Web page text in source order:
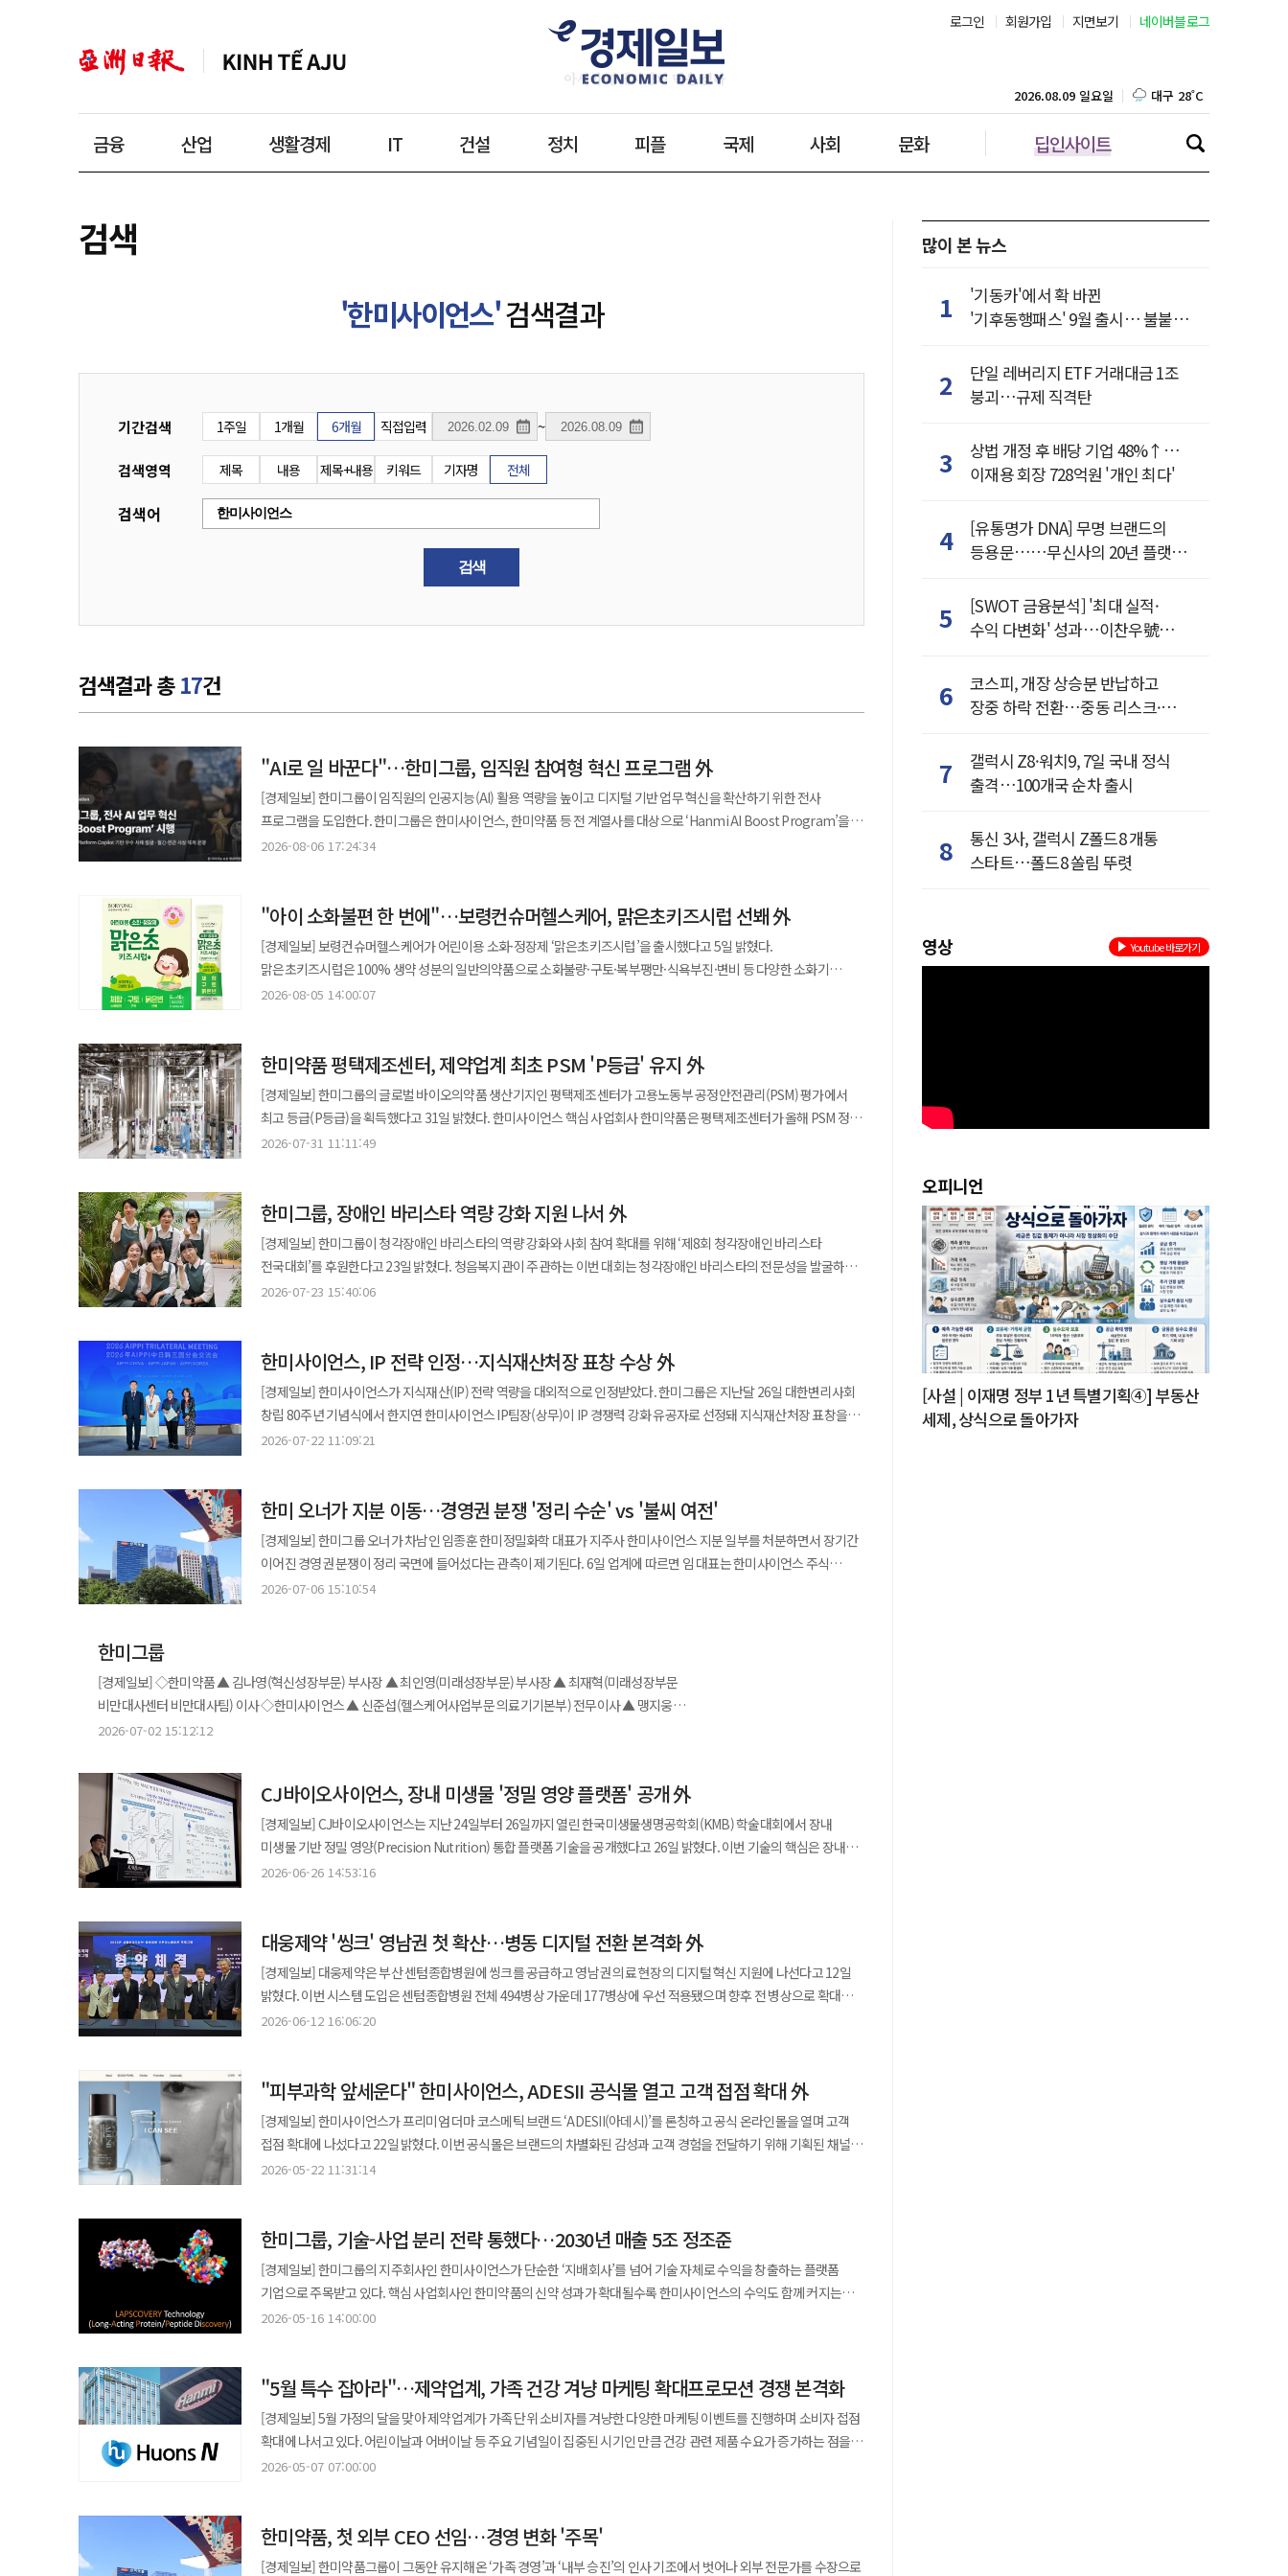
로그인 회원가입 지면보기 네이버블로그
금융 산업 생활경제 IT 건설 정치 피플 국제 사회 문화 딥인사이트
2026.08.09 일요일 대구 28˚C
인천 28˚C
제주 27˚C
검색
'한미사이언스'검색결과
기간검색 1주일 1개월 6개월 직접입력 ~
검색영역 제목 내용 제목+내용 키워드 기자명 전체
검색어
검색
검색결과 총17건
"AI로 일 바꾼다"…한미그룹, 임직원 참여형 혁신 프로그램 外
[경제일보] 한미그룹이 임직원의 인공지능(AI) 활용 역량을 높이고 디지털 기반 업무 혁신을 확산하기 위한 전사
프로그램을 도입한다. 한미그룹은 한미사이언스, 한미약품 등 전 계열사를 대상으로 ‘Hanmi AI Boost Program’을
시행한다고 6일 밝혔다. 이 프로그램은 AI를 활용한 실제 업무 개선과 성과 창출에 초점을 맞춘 바텀업 방식으로
제공된다. ‘월간 우수상’은 Microsoft Power Platform과 Copilot Studio 등을 활용한 업무 개선 사례를 대상으로
매월 5건을 선정한다. ‘연간 혁신상’은 우수 사례 중 지속성과 확산 효과가 큰 사례를 선정해 시상한다. 한미사이언스는
“AI를 실무에 적용해 성과를 창출하고 이를 조직 자산으로 축적하는 실행 중심 프로그램”이라며 “자발적 참여와 혁신
사례 확산을 통해 AI 기반 업무 문화를 강화하겠다”고 말했다. ◆DXVX, KRNA 플랫폼 다섯 번째 MTA 체결…남미
공공기관 첫 계약 디엑스앤브이엑스가 핵산 안정화 플랫폼 ‘KRNA’를 기반으로 다섯 번째 물질이전계약(MTA)을
상온에서 장기간 핵산을 안정적으로 보관할 수 있는 기술로 mRNA 백신을 비롯해 RNA 치료제, DNA 백신, 유전자
치료제 등 다양한 분야에 적용 가능하다. 해당 기관은 남미 전역에 백신을 공급하는 공공 생산기관으로 코로나19 팬데믹
당시 글로벌 제약사의 백신 생산에도 참여한 바 있다. 현재는 중남미 mRNA 백신 개발의 핵심 거점 역할을 수행하고
있다. 이번 물질 이전 이후 해당 기관은 자체 프로토콜에 따라 안정성 평가를 진행할 예정이며 결과에 따라 라이선스
아웃을 위한 본계약 협상이 이어질 전망이다. 회사 측은 이번 계약을 후속 파트너십과 사업 확장의 계기로 삼겠다는
선택권을 확대하기 위한 것으로 비타민 액제와 정제를 함께 포장한 이중제형 제품이 새롭게 허용됐다. 또 감기약 등
효능군별 신규 유효성분이 추가되고 비타민 C의 1일 최대 함량은 2000mg으로 상향됐다. 정장제의 경우 생균성분 배합
기준을 명확히 했으며 의약품 사용 시 주의사항도 최신 정보로 반영했다. 식약처는 업계 의견과 국내외 사례를 검토해
2026-08-06 17:24:34
"아이 소화불편 한 번에"…보령컨슈머헬스케어, 맑은초키즈시럽 선봬 外
[경제일보] 보령컨슈머헬스케어가 어린이용 소화·정장제 ‘맑은초키즈시럽’을 출시했다고 5일 밝혔다.
맑은초키즈시럽은 100% 생약 성분의 일반의약품으로 소화불량·구토·복부팽만·식욕부진·변비 등 다양한 소화기
증상에 사용할 수 있다. 어린이의 경우 과식이나 찬 음식 섭취로 소화기 불편을 겪기 쉽지만 증상에 맞는 제품 선택이
스틱포 개별 포장으로 휴대성과 복용 편의성을 높였다. 보령컨슈머헬스케어 관계자는 “다양한 소화기 증상에 대응할 수
있도록 개발해 보호자의 선택 부담을 줄인 제품”이라며 “앞으로도 편의성과 활용도를 높인 의약품을 지속 선보일
계획”이라고 말했다. ◆한미사이언스, 아데시 신제품 ‘바쿠치올 크림’ 출시 한미그룹 지주사 한미사이언스가 더마
코스메틱 브랜드 ‘아데시(ADESII)’의 신제품을 출시하며 라인업 확대에 나섰다. 5일 한미사이언스는 ‘블랙 펄 PDRN
네오 세럼’에 이어 두 번째 제품인 프리미엄 안티에이징 크림 ‘베리 펄 바쿠치올 네오 크림’을 선보였다고 밝혔다.
효과를 동시에 강화했다. 특히 바쿠치올은 레티놀과 유사한 효능을 가지면서도 자극이 적어 낮에도 사용 가능한
성분으로 콜라겐 생성과 피부 턴오버 활성화를 돕는다. 인체적용시험을 통해 모공 축소 및 화장 끼임 개선 효과를
확인했으며 저자극 테스트와 민감성 피부 테스트를 통과해 안정성도 확보했다. 지난 5월 론칭한 아데시는 항산화 기반
안티에이징 솔루션을 내세운 프리미엄 더마 코스메틱 브랜드로 한미약품의 연구개발 역량을 바탕으로 시장 공략을
제시해 나가겠다”고 말했다. ◆“저용량 병용요법 공략”…부광약품, 에로젯정 시장 출격 부광약품이 이상지질혈증
저용량 복합제 ‘에로젯정 1/10mg’을 출시하며 순환기 치료제 포트폴리오를 확대했다고 5일 밝혔다. 에로젯정은
피타바스타틴과 에제티미브를 결합한 복합제로 총 콜레스테롤과 LDL-콜레스테롤, 중성지방 등을 낮추고 HDL-
출시로 이상지질혈증 치료 선택지를 확대했다”며 “효과와 안전성을 동시에 고려한 대안으로 시장 경쟁력을 높여
나가겠다”고 말했다. 한편 부광약품은 한국세르비에와 고혈압 및 협심증 치료제 7종에 대한 공동판매 협약을 체결하며
순환기 사업 확장에 속도를 내고 있다.
2026-08-05 14:00:07
​​​​​​​한미약품 평택제조센터, 제약업계 최초 PSM 'P등급' 유지 外
[경제일보] 한미그룹의 글로벌 바이오의약품 생산기지인 평택제조센터가 고용노동부 공정안전관리(PSM) 평가에서
최고 등급(P등급)을 획득했다고 31일 밝혔다. 한미사이언스 핵심 사업회사 한미약품은 평택제조센터가 올해 PSM 정기
평가에서 최고 등급을 받았다. 평택 센터는 2022년에 이어 두 번째로 P등급을 획득하며 제약바이오 업계 최초로 2회
사업장 중 26곳만 해당된다. 평택제조센터는 위험성평가 고도화, 유해요인 선제 발굴, 현장 중심 안전활동, 안전문화
확산 등을 통해 체계적인 안전관리 시스템을 구축해 왔다. 특히 임직원 참여 기반의 예방 중심 활동이 높은 평가를
받았다. 이번 성과로 평택제조센터는 자율안전관리 체계가 안정적으로 정착된 사업장으로 인정받았다. 한미약품은
주요 사업장을 중심으로 환경·보건·안전(EHS) 관리체계를 강화하며 글로벌 수준의 안전경영을 추진하고 있다. 김세권
한미약품 평택제조센터장은 “전 임직원이 안전을 최우선 가치로 실천한 결과”라며 “앞으로도 선제적 위험관리와
강화하고 있다고 31일 밝혔다. 만성 특발성 두드러기 및 알레르기성 천식 치료제 ‘옴리클로’(오말리주맙)는 지난해 말
출시 이후 빠르게 시장을 확대 중이다. 현재 이탈리아 15개 주에서 판매되고 있으며 이 중 7개 지역에서는 유일한
공급사로 주정부와 계약을 체결했다. 토스카나와 에밀리아로마냐 지역에서는 올해 1~5월 누적 판매량이 지난해 전체
오말리주맙 처방량을 넘어섰고 풀리아와 움브리아 지역에서는 연말까지 시장 점유율 80% 이상이 예상된다. 추가 입찰
‘유플라이마’(아달리무맙)와 항암제 ‘베그젤마’(베바시주맙)는 올해 1분기 기준 각각 46%, 66%의 점유율로 현지
1위를 유지하며 안정적인 매출 기반을 이어가고 있다. 이탈리아를 포함한 유럽 전역의 성과는 셀트리온의 2분기 최대
실적 달성에 기여했다. 신규 제품 수주와 공급 확대, 처방 증가가 이어지며 하반기에도 성장세가 지속될 것으로
대상 수액요법을 설명했다. 문 원장은 설사, 복통, 고열 등을 동반한 염증성 장염 환자 치료에서 단순 증상 억제 방식은
한계가 있다고 지적했다. 대신 ‘위너프페리주 217mL’ 정맥 투여를 통해 손상된 장벽 회복과 ‘염증 해소(Resolution)’를
효과적이라고 설명했다. JW중외제약 관계자는 “증상뿐 아니라 탈수와 영양 소모까지 고려한 치료 전략을 공유한
자리였다”며 “임상 근거 기반의 차별화된 수액 제품으로 시장을 선도하겠다”고 말했다. 한편 위너프주는 JW생명과학이
개발·생산하고 JW중외제약이 국내 판매하는 종합영양수액제로 오메가-3와 오메가-6 지방산 비율을 최적화한 것이
특징이다. 2013년 출시 이후 국내 시장 1위를 유지하고 있으며 2019년부터 유럽에도 수출되고 있다.
2026-07-31 11:11:49
한미그룹, 장애인 바리스타 역량 강화 지원 나서 外
[경제일보] 한미그룹이 청각장애인 바리스타의 역량 강화와 사회 참여 확대를 위해 ‘제8회 청각장애인 바리스타
전국대회’를 후원한다고 23일 밝혔다. 청음복지관이 주관하는 이번 대회는 청각장애인 바리스타의 전문성을 발굴하고
취업 기회를 넓히기 위한 전국 규모 경연이다. 커피 제조가 가능한 청각장애인이면 누구나 참가할 수 있으며 신청은 오는
음료 트렌드를 반영해 창작메뉴 부문이 신설됐다. 참가자들은 한미사이언스의 ‘완전두유 더진한 국산콩 무가당’을
활용해 메뉴를 개발하며 우수 참가자에게는 ‘완전두유 창의상’이 수여된다. 한미그룹은 이번 후원을 통해 커피 제조
기술뿐 아니라 메뉴 기획·개발 역량까지 강화할 수 있도록 지원할 계획이다. 회사는 장애인의 안정적인 고용과 사회
참여 확대를 위한 사회공헌 활동을 지속해왔다. 현재 한미그룹 사내 카페 ‘이퀄가든’에는 청각·발달장애인을 포함한
바리스타 6명이 근무 중이며 전문 상담사를 통한 체계적인 고용 지원 시스템도 운영하고 있다. 한미그룹 관계자는
발휘하고 자립 기반을 다지는 계기가 되길 기대한다”고 말했다. ◆HLB이노베이션, CAR-T 1상 코호트 확대…안전성
입증 나서 HLB이노베이션은 차세대 혈액암 CAR-T 치료제 후보 ‘SynKIR-310’의 미국 임상 1상(CELESTIAL-301)에서
고용량 구간의 안전성과 내약성 평가를 위해 용량군(코호트)을 확대했다고 23일 밝혔다. 미국 자회사 베리스모
테라퓨틱스는 최근 코호트 3 환자 등록을 시작했다. 해당 임상은 재발성·불응성 B세포 비호지킨림프종 환자를
대상으로 하며 기존 CAR-T 치료 후 재발 환자도 포함된다. 당초 2단계 용량 증량으로 설계됐으나 코호트 2에서
기반으로 표적 항원이 없을 때 T세포 활성화를 억제하는 ‘온·오프’ 기전을 적용했다. 이를 통해 기존 CAR-T의
면역독성과 세포 탈진 문제를 개선하는 것이 특징이다. HLB이노베이션 관계자는 "앞서 공개된 초기 임상에서는 중증
결과가 Journal of Stroke and Cerebrovascular Diseases에 게재됐다고 23일 밝혔다. 이번 연구는 모비케어의 활용
범위를 순환기내과에서 신경과까지 확장할 수 있는 근거를 제시했다. 연구 ‘원인불명 색전성 뇌졸중 환자의 심방세동
검출(AVANT-GARDE)’은 국내 최초 ESUS 환자 대상 전향적 다기관 임상으로 8개 병원이 참여해 급성 허혈성 뇌졸중
환자 113명을 분석했다. 72시간 패치형 심전도와 기존 24시간 홀터 모니터링을 비교한 결과 심방세동(AF) 검출률은
유용성을 입증한 결과로 평가된다. 모비케어는 현재 국내 1100여 개 의료기관에서 70만건 이상 활용되고 있으며 회사는
최근 획득한 미국 FDA 510(k)를 기반으로 글로벌 시장 확대에 속도를 낼 계획이다. 연구를 주도한 김용재
뇌맑은신경과의원 원장(前 뇌졸중학회 학회장)은 “심방세동의 조기 발견은 뇌졸중 재발 예방에 핵심 요소”라며 “이번
연구가 신경과 영역에서 장시간 심전도 모니터링의 활용 확대 근거가 될 것”이라고 말했다. 송희석 씨어스 CTO는
“다양한 질환으로 임상 적용 범위를 넓히고 글로벌 진출을 가속화하겠다”고 강조했다.
2026-07-23 15:40:06
한미사이언스, IP 전략 인정…지식재산처장 표창 수상 外
[경제일보] 한미사이언스가 지식재산(IP) 전략 역량을 대외적으로 인정받았다. 한미그룹은 지난달 26일 대한변리사회
창립 80주년 기념식에서 한지연 한미사이언스 IP팀장(상무)이 IP 경쟁력 강화 유공자로 선정돼 지식재산처장 표창을
수상했다고 22일 밝혔다. 대한변리사회는 특허·상표·디자인 제도 발전과 산업 경쟁력 강화에 기여한 인사 43명을
연결하는 IP 체계를 구축해 왔다. 바이오신약, 개량신약, 플랫폼 기술 등 다양한 분야에서 국내외 권리 확보와
포트폴리오 확대도 지속하고 있다. 최근 지식재산은 기술 보호를 넘어 글로벌 기술수출과 파트너십의 핵심 자산으로
평가된다. 한미사이언스는 이에 맞춰 IP 전략을 고도화하고 있다. 한지연 상무는 지난 6월 중국 계림에서 열린 국제
지식재산 행사 ‘AIPPI Trilateral Meeting 2026’에 한국 연사로 참여해 AI와 지식재산을 주제로 발표했다. 이 자리에서
AI 시대의 특허 쟁점과 국가별 제도 차이를 공유했다. ◆휴젤, 인도 공략 본격화…레티보로 톡신 시장 진출 글로벌
점유율 9% 달성을 목표로 초기 안착에 속도를 낼 계획이다. 이번 학회에서 휴젤은 현지 파트너 아카 메디컬과 함께
브랜드 인지도 제고와 KOL 네트워크 구축에 나섰다. 연자로 참여한 벤자민 찬은 레티보의 ‘좁은 확산(Narrow
휴젤 대표는 “K-에스테틱에 대한 높은 선호를 바탕으로 인도 시장 확대와 글로벌 성장 동력 확보에 주력하겠다”고
말했다. ◆주가 급락 속 ‘내 돈으로 방어’…HLB 경영진 총출동 HLB그룹 경영진이 잇따라 자사주 매입에 나서며
책임경영 의지를 드러냈다. 20일 HLB그룹은 진양곤 의장이 HLB테라퓨틱스 주식 3만4081주를, 20~21일 HLB제넥스
5만428주와 HLB파나진 5만8000주를 장내매수했다고 밝혔다. 진 의장은 올해 들어서만 50차례에 걸쳐 110만주
이상을 매입했다. 계열사 대표들도 동참했다. 브라이언 김 HLB이노베이션 대표는 1만5000주를 추가 매수해 총 보유
가운데 이뤄졌다. 시장에서는 주가가 기업 본질가치를 충분히 반영하지 못하고 있다는 판단과 중장기 성장성에 대한
경영진의 확신이 반영된 것으로 보고 있다. HLB이노베이션의 CAR-T 치료제, HLB파나진의 AOC 기반 신약,
HLB제넥스의 반도체 효소 사업 등 주요 성장 사업이 향후 재평가될 것이라는 기대도 깔려 있다. HLB그룹 관계자는
“주가 하락은 펀더멘털과 무관한 측면이 크다”며 “경영진의 자발적 매수는 기업가치와 주주가치 제고 의지를 보여주는
2026-07-22 11:09:21
한미 오너가 지분 이동…경영권 분쟁 '정리 수순' vs '불씨 여전'
[경제일보] 한미그룹 오너가 차남인 임종훈 한미정밀화학 대표가 지주사 한미사이언스 지분 일부를 처분하면서 장기간
이어진 경영권 분쟁이 정리 국면에 들어섰다는 관측이 제기된다. 6일 업계에 따르면 임 대표는 한미사이언스 주식
170만9788주를 장외 매도하는 계약을 체결했다. 매각 단가는 주당 4만8000원으로 총 규모는 약 820억원 수준으로
않다. 임 대표는 “선대 회장의 경영 철학을 잇기 위한 결정”이라며 “그룹의 장기적 발전과 ‘제약보국’ 가치 실현에
기여하겠다”고 밝혀 오너 일가와의 보조를 맞추겠다는 의지를 내비친 것으로 해석된다. 이번 거래를 반영하면
상속세 재원 마련 과정에서 환매조건부로 외부 투자사에 넘어간 상태여서 계약 기간 동안 의결권 행사가 제한된 것으로
알려졌다. 이를 감안하면 실질 의결권 격차는 공시상 수치보다 좁혀질 가능성도 있다는 분석이다. 현재 의결권
기준으로는 오너 일가 측이 경쟁 세력보다 근소하게 앞서는 것으로 추정되지만 일부 우호 지분 이동에 따라 판세가 바뀔
오너 일가가 의결권을 회복할 수 있을지 또 우호 세력 확보 경쟁이 어떻게 전개될지가 중장기 경영권 향방을 가를
요인으로 거론된다. 업게는 결국 이번 지분 이동이 분쟁의 종결을 의미할지, 아니면 잠시 봉합된 국면에 그칠지는
추가적인 지분 재편과 이해관계자 움직임에 달려 있을 것으로 전망했다.
2026-07-06 15:10:54
한미그룹
[경제일보] ◇한미약품 ▲ 김나영(혁신성장부문) 부사장 ▲ 최인영(미래성장부문) 부사장 ▲ 최재혁(미래성장부문
비만대사센터 비만대사팀) 이사 ◇한미사이언스 ▲ 신준섭(헬스케어사업부문 의료기기본부) 전무이사 ▲ 맹지웅
(Innovation본부 L&amp;D전략팀) 상무이사 ▲ 이준원(헬스케어사업부문 의료기기본부 의료기기기획팀) 상무보
2026-07-02 15:12:12
CJ바이오사이언스, 장내 미생물 '정밀 영양 플랫폼' 공개 外
[경제일보] CJ바이오사이언스는 지난 24일부터 26일까지 열린 한국미생물생명공학회(KMB) 학술대회에서 장내
미생물 기반 정밀 영양(Precision Nutrition) 통합 플랫폼 기술을 공개했다고 26일 밝혔다. 이번 기술의 핵심은 장내
미생물 분석에 그치지 않고 특정 물질이 장내 환경에서 어떤 변화를 유도하는지 체외에서 정밀하게 재현·검증할 수 있는
체외에서 구현하고 유익균 관련 물질을 대량으로 검증할 수 있도록 했다. ‘DIGEST-Flow’ 시스템은 장내 미생물 변화를
실시간으로 추적하는 기능을 지원한다. 특히 186명을 대상으로 한 임상시험에서 체외 실험 결과와 동일한 미생물 변화
패턴이 확인되며 플랫폼의 예측 정확도가 입증됐다. 연구진은 장내 미생물 다양성 증가와 비피도박테리움 등 유익균
증식 효과를 확인했으며 머신러닝 기반 예측 모델을 통해 개인별 반응성 예측까지 가능하다고 설명했다.
CJ바이오사이언스는 이번 기술을 통해 체외 실험, 임상 검증, AI 예측을 연결하는 차별화된 경쟁력을 확보했다는
에너지 대사 개선, 염증 완화 효과를 보였으며 동물실험에서 체중 감소 등 치료 효능도 확인됐다. CJ바이오사이언스
관계자는 “단순 추천이 아닌 실제 효과를 사전 검증하고 개인별 반응까지 예측하는 실증 플랫폼”이라며 “장 건강뿐
아니라 비만, 대사질환 등 다양한 분야에서 활용 가능할 것”이라고 말했다. ◆펩타이드 공급망 넓힌다…HLB펩,
노바브릿지와 글로벌 BD 협력 추진 HLB펩이 글로벌 펩타이드 공급 확대와 해외 시장 개척을 위해 홍콩 기반 기업
노바브릿지와 협력에 나선다. HLB펩은 지난 24일 노바브릿지와 펩타이드 공급 확대 및 해외 영업 강화를 위한 업무협약
발굴과 사업개발(BD)을 공동 추진한다. HLB펩은 이를 통해 해외 영업 기반을 확대하고 펩타이드 공급처를 다변화할
계획이다. 노바브릿지 측은 협약 체결과 함께 HLB펩 장성 GMP 생산시설을 방문해 생산설비와 품질관리 체계 등을
점검했다. HLB펩은 주문형 생산 대응 체계와 고품질 펩타이드 생산 역량을 소개하며 글로벌 공급 경쟁력을 강조했다.
감소와 대사 개선 효과가 기대된다. 심경재 HLB펩 대표는 “비만치료제 시장 성장으로 펩타이드 소재와 생산기술
수요가 빠르게 확대되고 있다”며 “해외 고객 발굴과 공급망 다변화를 통해 글로벌 펩타이드 사업을 강화하겠다”고
말했다. ◆한미사이언스, ‘완전두유’ 앞세워 굿스파이크 캠페인 전개 한미그룹 지주회사 한미사이언스가 건강 식습관
트렌드에 맞춰 ‘완전두유 더진한 국산콩 두유’를 앞세운 ‘굿스파이크(Good Spike)’ 캠페인을 전개한다고 26일 밝혔다.
이번 캠페인은 영양 전문가 김민지 영양사와 협업해 건강한 식습관 형성과 두유 선택 기준에 대한 정보를 제공하고 일상
순차적으로 선보일 계획이다. 완전두유 더진한 라인업은 국산콩을 사용한 고함량 원액두유 제품군으로 콩을 통째로
갈아 담는 전두유 공법과 무가당·저당 중심 구성을 통해 식물성 영양 섭취를 지원한다. 대표 제품으로는 ‘완전두유
2026-06-26 14:53:16
대웅제약 '씽크' 영남권 첫 확산…병동 디지털 전환 본격화 外
[경제일보] 대웅제약은 부산 센텀종합병원에 씽크를 공급하고 영남권 의료 현장의 디지털 혁신 지원에 나선다고 12일
밝혔다. 이번 시스템 도입은 센텀종합병원 전체 494병상 가운데 177병상에 우선 적용됐으며 향후 전 병상으로 확대
운영될 예정이다. 병원 측은 이를 통해 입원 환자의 안전사고를 사전에 방지하고 의료진 업무 효율을 높이는 ‘스마트
의료진에게 알람을 전달해 신속한 대응을 가능하게 한다. 특히 고령 환자나 중증 환자에게 위험도가 높은 낙상 사고를
실시간으로 감지하는 기능이 적용돼 의료진이 병실을 비운 상황에서도 24시간 환자 상태를 관리할 수 있다는 점이
특징이다. 이를 통해 응급 상황 발생 시 대응 시간을 단축하고 환자 안전성을 높일 수 있을 것으로 기대된다. 병동 운영
측면에서도 변화가 예상된다. 자동화된 데이터 수집 시스템은 간호사의 수기 기록 업무를 줄이고 의료진이 환자 상태
분석과 치료에 집중할 수 있는 환경을 제공한다. 센텀종합병원은 2023년 종합병원 승격 이후 간담췌수술센터,
경쟁력도 한층 강화하게 됐다. 박종호 센텀종합병원 이사장은 “환자 안전은 병원이 가장 우선시하는 가치”라며 “AI 기반
기술을 병동 전반에 적용해 환자 상태를 정밀하게 관리하고 지역 주민들이 신뢰할 수 있는 의료 환경을 조성하겠다”고
설명했다. 박형철 대웅제약 ETC마케팅본부장은 “이번 협력을 통해 일반 병동에서도 중환자실 수준의 환자 모니터링이
가능하다는 점을 입증할 것”이라며 “의료 현장의 요구를 반영한 디지털 헬스케어 솔루션을 기반으로 스마트병원 모델을
프로그램은 2024년부터 이어져 온 세 번째 기수로 대원제약의 연구개발 및 사업화 역량과 창업기업의 혁신 기술을
연계해 신약 개발 가능성을 검증하고 실질적인 협업 모델을 구축하기 위해 마련됐다. 올해는 기술력과 사업성을 종합
평가해 약물전달기술(DDS) 분야에서 경쟁력을 보유한 옴니아메드와 큐리오사바이오사이언스 등 2개 기업이 최종
Anchoring Platform)’ 기술을 기반으로 장기지속형 주사제와 펩타이드 경구 전달 제제를 개발 중이다. 분자 수준에서
약물 방출을 제어하는 플랫폼 기술을 통해 차세대 신약 개발 및 글로벌 사업화 가능성을 인정받았다. 선정된 기업들은
향후 1년간 대원제약과 함께 기술실증(PoC), 공동연구 검토, 연구개발 방향성 자문, 사업화 전략 수립 등 다양한 협업
2026-06-12 16:06:20
"피부과학 앞세운다" 한미사이언스, ADESII 공식몰 열고 고객 접점 확대 外
[경제일보] 한미사이언스가 프리미엄 더마 코스메틱 브랜드 ‘ADESII(아데시)’를 론칭하고 공식 온라인몰을 열며 고객
접점 확대에 나섰다고 22일 밝혔다. 이번 공식몰은 브랜드의 차별화된 감성과 고객 경험을 전달하기 위해 기획된 채널로
제품 판매뿐 아니라 브랜드 철학과 핵심 기술을 함께 소개하는 데 초점을 맞췄다. 공식몰에서는 론칭과 동시에 첫 제품인
한미사이언스는 독자 원료인 ‘H-EGTI’의 작용 메커니즘을 상세히 공개해 제품 신뢰도를 높인다는 계획이다. 공식몰
오픈을 기념한 다양한 프로모션도 마련됐다. 신규 가입 회원에게는 ‘블랙 펄 PDRN 네오 세럼’을 15% 할인된 가격에
제공하며 추가로 10% 할인 쿠폰과 무료배송 쿠폰, 3000원 적립금도 지급한다. 이벤트 기간 동안 구매 고객에게는 결제
금액의 5%를 적립금으로 제공하고 선착순 2000명에게는 한정판 굿즈를 증정한다. 제품 구매 후 리뷰를 작성할 경우
기존 대비 2배의 리워드 혜택도 받을 수 있다. 한미사이언스는 향후 미백, 주름 개선, 리프팅 등 피부 고민별 기능성 제품
온라인몰은 ADESII의 피부과학 기반 가치와 제품력을 고객에게 가장 먼저 전달하는 핵심 채널”이라며 “향후 온·
오프라인 유통망을 확대해 더 많은 소비자들이 브랜드를 경험할 수 있도록 하겠다”고 말했다. ◆동국제약, 리포좀 기술
적용한 ‘마이핏V 리포좀 멀티비타민 미네랄’ 출시 동국제약은 비타민과 미네랄을 한 번에 섭취할 수 있는 올인원 제품
‘마이핏V 리포좀 멀티비타민 미네랄’을 출시했다고 22일 밝혔다. 신제품은 국내 특허를 획득한 리포프라임 공법의
리포좀 기술을 적용해 비타민과 미네랄의 체내 흡수율을 높인 것이 특징이다. 동국제약의 독자 배합을 통해 필수
영양제를 추가로 섭취하지 않아도 균형 잡힌 영양 관리가 가능하다. 리포좀은 세포막과 유사한 인지질 이중층 구조로
영양소를 감싸 체내 흡수를 돕는 기술이다. 해당 제품은 리포좀 구조와 내부 성분을 투과전자현미경(TEM)으로
2026-05-22 11:31:14
한미그룹, 기술-사업 분리 전략 통했다…2030년 매출 5조 정조준
[경제일보] 한미그룹의 지주회사인 한미사이언스가 단순한 ‘지배회사’를 넘어 기술 자체로 수익을 창출하는 플랫폼
기업으로 주목받고 있다. 핵심 사업회사인 한미약품의 신약 성과가 확대될수록 한미사이언스의 수익도 함께 커지는
구조가 이미 자리 잡았기 때문이다. 16일 업계에 따르면 한미그룹의 구조 출발점은 2010년이다. 당시 한미약품은
온 원천기술과 특허를 보유하고 있고 한미약품은 이 기술을 활용해 신약을 개발하고 판매한다. 이 때문에 신약이
성공하면 수익은 단순히 한미약품에만 쌓이지 않는다. 기술 기여도에 따라 한미사이언스도 로열티 형태로 수익을 나눠
갖는다. 대표적인 사례가 비만 치료제 계열 신약 ‘에페글레나타이드’다. 이 약을 포함해 ‘랩스커버리’ 같은 플랫폼 기술이
적용된 파이프라인에서 성과가 발생하면 한미사이언스는 기술 사용 대가를 지속적으로 확보한다. 이 구조는 특정
제품에만 해당되지 않는다. 이미 해외 진출에 성공한 호중구감소증 치료제 ‘롤론티스’나 경구용 항암제 ‘엔서퀴다’ 역시
이처럼 한미사이언스는 ‘제품을 파는 회사’가 아니라 ‘기술로 돈을 버는 회사’에 가깝다. 글로벌 제약바이오 업계에서도
이러한 플랫폼 기업 모델은 점점 확대되는 추세다. 그룹 차원의 성장 전략도 명확하다. 한미그룹은 ‘듀얼 모멘텀 전략’을
통해 기존 사업 경쟁력에 혁신을 더해 2030년까지 매출 5조원을 달성하겠다는 목표를 세웠다. 이에 따라
2026-05-16 14:00:00
"5월 특수 잡아라"…제약업계, 가족 건강 겨냥 마케팅 확대프로모션 경쟁 본격화
[경제일보] 5월 가정의 달을 맞아 제약업계가 가족 단위 소비자를 겨냥한 다양한 마케팅 이벤트를 진행하며 소비자 접점
확대에 나서고 있다. 어린이날과 어버이날 등 주요 기념일이 집중된 시기인 만큼 건강 관련 제품 수요가 증가하는 점을
반영한 전략으로 풀이된다. 7일 업계에 따르면 주요 제약사들은 건강기능식품과 일반의약품을 중심으로 온라인
대상이다. 대표적으로 동국제약은 자사 공식 온라인몰 ‘동국제약 건강몰’을 통해 ‘가정의 달 선물 기획전’을 진행한다.
지난달 30일까지 얼리버드 행사를 진행한 데 이어 이달 1일부터 25일까지 본 프로모션이 이어간다. 이번 기획전에서는
2026-05-07 07:00:00
한미약품, 첫 외부 CEO 선임…경영 변화 '주목'
[경제일보] 한미약품그룹이 그동안 유지해온 ‘가족 경영’과 ‘내부 승진’의 인사 기조에서 벗어나 외부 전문가를 수장으로
많이 본 뉴스
1
'기동카'에서 확 바뀐
'기후동행패스' 9월 출시… 불붙은
2
단일 레버리지 ETF 거래대금 1조
붕괴…규제 직격탄
3
상법 개정 후 배당 기업 48%↑…
이재용 회장 728억원 '개인 최다'
4
[유통명가 DNA] 무명 브랜드의
등용문……무신사의 20년 플랫폼
5
[SWOT 금융분석] '최대 실적·
수익 다변화' 성과…이찬우號
6
코스피, 개장 상승분 반납하고
장중 하락 전환…중동 리스크·美
7
갤럭시 Z8·워치9, 7일 국내 정식
출격…100개국 순차 출시
8
통신 3사, 갤럭시 Z폴드8 개통
스타트…폴드8 쏠림 뚜렷
영상 Youtube 바로가기
오피니언
[사설 | 이재명 정부 1년 특별기획④] 부동산
세제, 상식으로 돌아가자